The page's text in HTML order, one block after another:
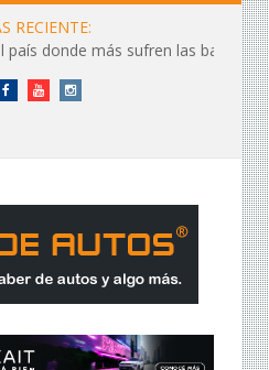
RECIENTE:
país donde más sufren las baterías?
FacebookYouTubeInstagram